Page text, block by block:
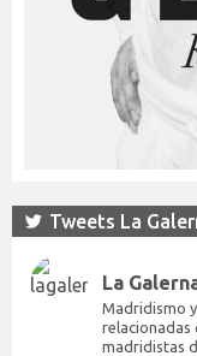
Tweets La
La
Madridismo
relacionadas
madridistas